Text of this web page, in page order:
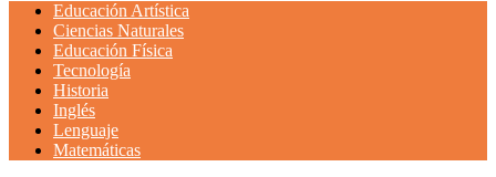
Educación Artística
Ciencias Naturales
Educación Física
Tecnología
Historia
Inglés
Lenguaje
Matemáticas